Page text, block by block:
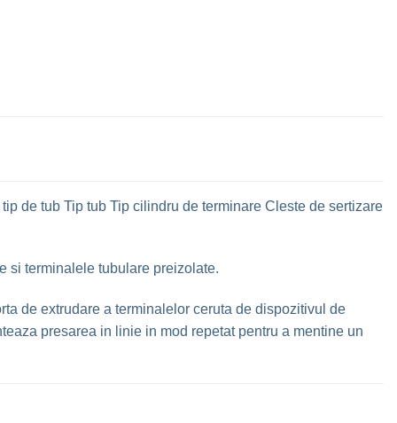
de tub Tip tub Tip cilindru de terminare Cleste de sertizare
si terminalele tubulare preizolate.
de extrudare a terminalelor ceruta de dispozitivul de
presarea in linie in mod repetat pentru a mentine un